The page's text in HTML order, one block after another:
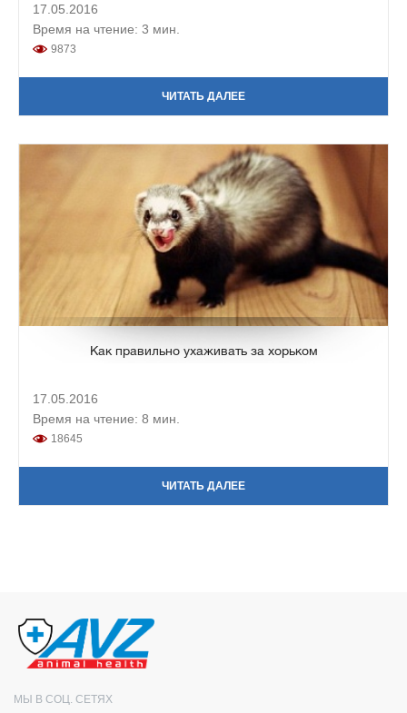
17.05.2016
Время на чтение: 3 мин.
9873
ЧИТАТЬ ДАЛЕЕ
Как правильно ухаживать за хорьком
17.05.2016
Время на чтение: 8 мин.
18645
ЧИТАТЬ ДАЛЕЕ
МЫ В СОЦ. СЕТЯХ